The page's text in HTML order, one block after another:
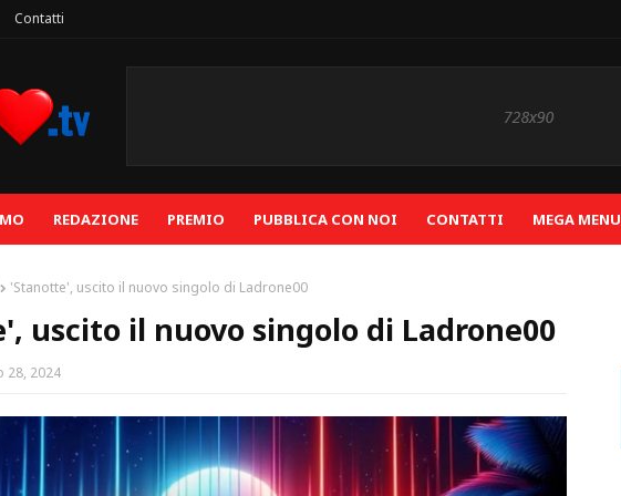
Contatti
REDAZIONE PREMIO PUBBLICA CON NOI CONTATTI MEGA MENU
'Stanotte', uscito il nuovo singolo di Ladrone00
uscito il nuovo singolo di Ladrone00
28, 2024